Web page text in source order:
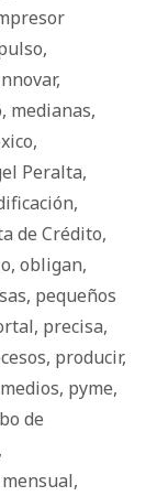
,
,
, medianas,
,
Peralta,
,
de Crédito,
, obligan,
, pequeños
, precisa,
, producir,
, pyme,
de
,
,